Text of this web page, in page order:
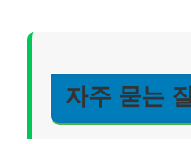
자주 묻는